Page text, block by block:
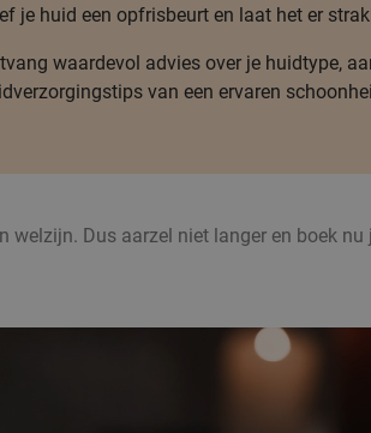
je huid een opfrisbeurt en laat het er
waardevol advies over je huidtype,
van een ervaren
welzijn. Dus aarzel niet langer en boek